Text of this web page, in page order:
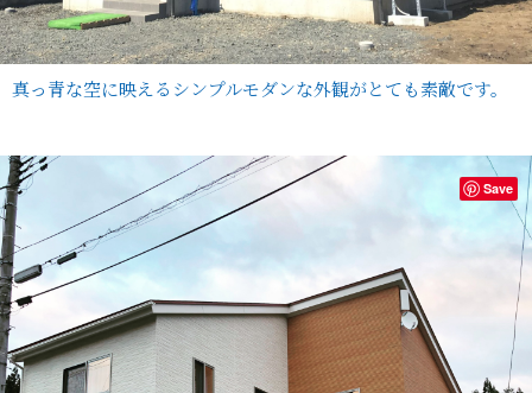
真っ青な空に映えるシンプルモダンな外観がとても素敵です。
Save